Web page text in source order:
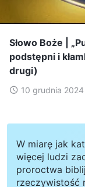
Słowo Boże |
podstępni i
drugi)
10 grudnia 2024
W miarę jak
więcej ludzi
proroctwa
rzeczywistość